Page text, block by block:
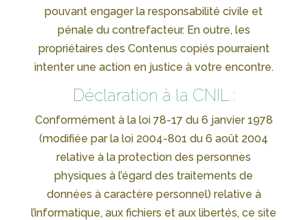
pouvant engager la responsabilité civile et
pénale du contrefacteur. En outre, les
propriétaires des Contenus copiés pourraient
intenter une action en justice à votre encontre.
Déclaration à la CNIL :
Conformément à la loi 78-17 du 6 janvier 1978
(modifiée par la loi 2004-801 du 6 août 2004
relative à la protection des personnes
physiques à l’égard des traitements de
données à caractère personnel) relative à
l’informatique, aux fichiers et aux libertés, ce site